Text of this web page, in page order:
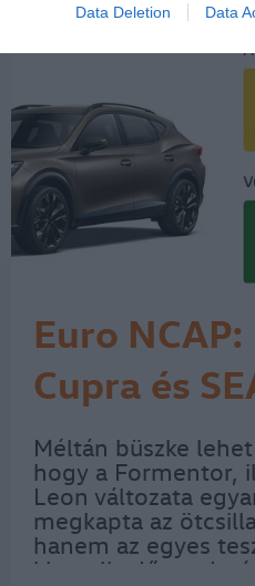
Data Deletion Data
Euro
Cupra és
eredmények
Méltán büszke lehet
hogy a Formentor,
Leon változata
megkapta az
hanem az egyes
kiemelkedő